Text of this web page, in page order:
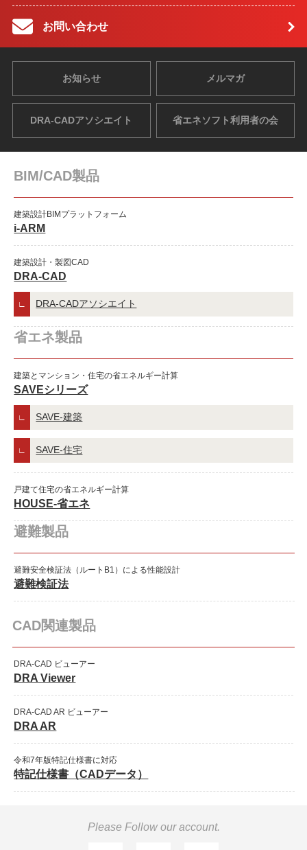
お問い合わせ
お知らせ メルマガ
DRA-CADアソシエイト 省エネソフト利用者の会
BIM/CAD製品
建築設計BIMプラットフォーム
i-ARM
建築設計・製図CAD
DRA-CAD
DRA-CADアソシエイト
省エネ製品
建築とマンション・住宅の省エネルギー計算
SAVEシリーズ
SAVE-建築
SAVE-住宅
戸建て住宅の省エネルギー計算
HOUSE-省エネ
避難製品
避難安全検証法（ルートB1）による性能設計
避難検証法
CAD関連製品
DRA-CAD ビューアー
DRA Viewer
DRA-CAD AR ビューアー
DRA AR
令和7年版特記仕様書に対応
特記仕様書（CADデータ）
Please Follow our account.